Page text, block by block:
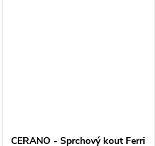
CERANO - Sprchový kout Ferri